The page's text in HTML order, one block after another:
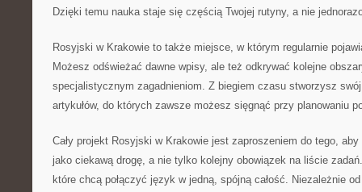
Dzięki temu nauka staje się częścią Twojej rutyny, a nie
Rosyjski w Krakowie to także miejsce, w którym regularnie
Możesz odświeżać dawne wpisy, ale też odkrywać kolejne
specjalistycznym zagadnieniom. Z biegiem czasu stworzysz
artykułów, do których zawsze możesz sięgnąć przy planowaniu
Cały projekt Rosyjski w Krakowie jest zaproszeniem do tego,
jako ciekawą drogę, a nie tylko kolejny obowiązek na liście
które chcą połączyć język w jedną, spójną całość. Niezależnie